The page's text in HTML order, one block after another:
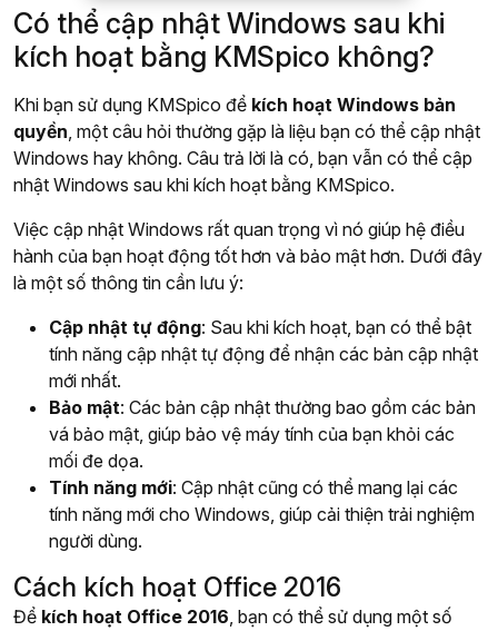
Có thể cập nhật Windows sau khi
kích hoạt bằng KMSpico không?
Khi bạn sử dụng KMSpico để kích hoạt Windows bản
quyền, một câu hỏi thường gặp là liệu bạn có thể cập nhật
Windows hay không. Câu trả lời là có, bạn vẫn có thể cập
nhật Windows sau khi kích hoạt bằng KMSpico.
Việc cập nhật Windows rất quan trọng vì nó giúp hệ điều
hành của bạn hoạt động tốt hơn và bảo mật hơn. Dưới đây
là một số thông tin cần lưu ý:
Cập nhật tự động: Sau khi kích hoạt, bạn có thể bật
tính năng cập nhật tự động để nhận các bản cập nhật
mới nhất.
Bảo mật: Các bản cập nhật thường bao gồm các bản
vá bảo mật, giúp bảo vệ máy tính của bạn khỏi các
mối đe dọa.
Tính năng mới: Cập nhật cũng có thể mang lại các
tính năng mới cho Windows, giúp cải thiện trải nghiệm
người dùng.
Cách kích hoạt Office 2016
Để kích hoạt Office 2016, bạn có thể sử dụng một số